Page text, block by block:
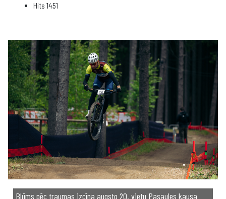
Hits 1451
Blūms pēc traumas izcīna augsto 20. vietu Pasaules kausa